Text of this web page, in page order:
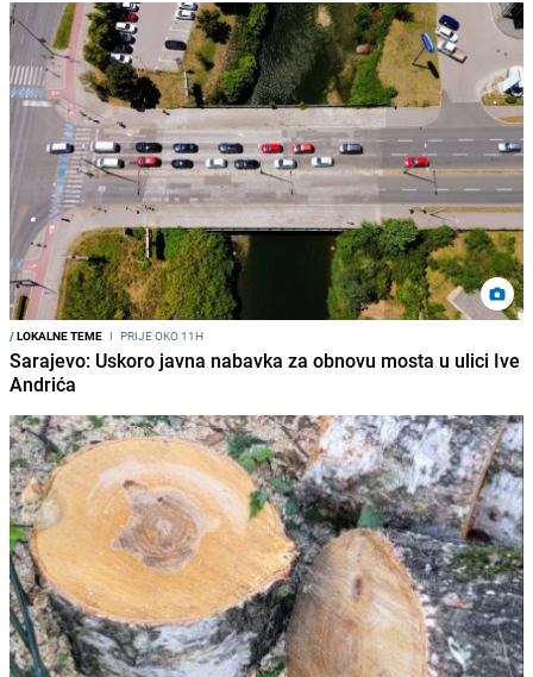
/LOKALNE TEME I PRIJE OKO 11H
Sarajevo: Uskoro javna nabavka za obnovu mosta u ulici Ive
Andrića